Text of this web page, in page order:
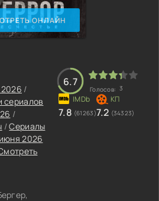
ОНЛАЙН
/
сериалов
/
/Сериалы
2026
6.7
Голосов: 3
7.8 (61263)7.2 (34323)